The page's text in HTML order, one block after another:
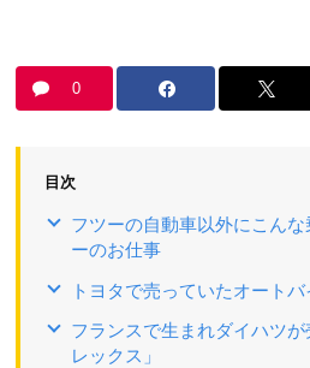
0
目次
フツーの自動車以外にこん
ーのお仕事
トヨタで売っていたオートバ
フランスで生まれダイハツ
レックス」